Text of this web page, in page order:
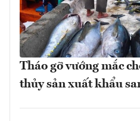
Tháo gỡ vướng mắc
thủy sản xuất khẩu